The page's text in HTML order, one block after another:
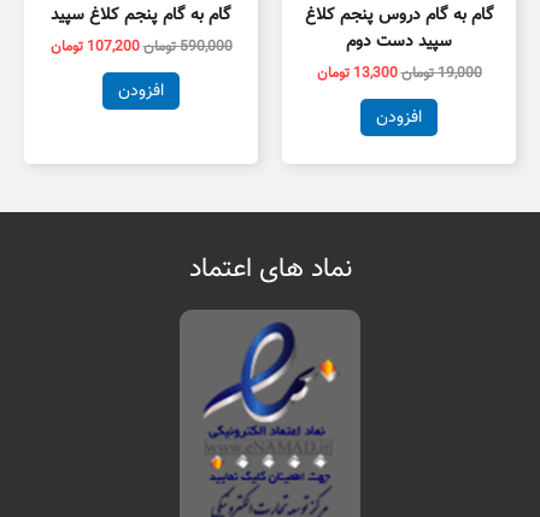
گام به گام دروس پنجم کلاغ
سپید دست دوم
19,000تومان13,300 تومان
افزودن
گام به گام پنجم کلاغ سپید
590,000تومان107,200 تومان
افزودن
نماد های اعتماد